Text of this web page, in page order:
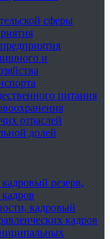
сферы
и
питания
отраслей
долей
резерв,
кадровый
кадров